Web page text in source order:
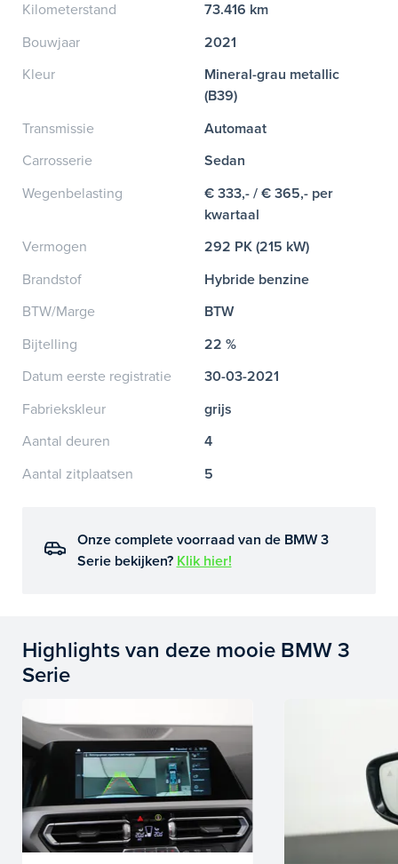
Kilometerstand
73.416 km
Bouwjaar
2021
Kleur
Mineral-grau metallic
(B39)
Transmissie
Automaat
Carrosserie
Sedan
Wegenbelasting
€ 333,- / € 365,- per
kwartaal
Vermogen
292 PK (215 kW)
Brandstof
Hybride benzine
BTW/Marge
BTW
Bijtelling
22 %
Datum eerste registratie
30-03-2021
Fabriekskleur
grijs
Aantal deuren
4
Aantal zitplaatsen
5
Onze complete voorraad van de BMW 3
Serie bekijken? Klik hier!
Highlights van deze mooie BMW 3
Serie